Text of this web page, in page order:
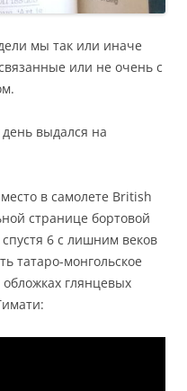
мы так или иначе
или не очень с
выдался на
в самолете British
странице бортовой
6 с лишним веков
татаро-монгольское
глянцевых